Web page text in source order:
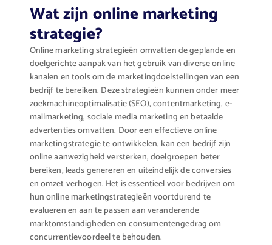
Wat zijn online marketing
strategie?
Online marketing strategieën omvatten de geplande en
doelgerichte aanpak van het gebruik van diverse online
kanalen en tools om de marketingdoelstellingen van een
bedrijf te bereiken. Deze strategieën kunnen onder meer
zoekmachineoptimalisatie (SEO), contentmarketing, e-
mailmarketing, sociale media marketing en betaalde
advertenties omvatten. Door een effectieve online
marketingstrategie te ontwikkelen, kan een bedrijf zijn
online aanwezigheid versterken, doelgroepen beter
bereiken, leads genereren en uiteindelijk de conversies
en omzet verhogen. Het is essentieel voor bedrijven om
hun online marketingstrategieën voortdurend te
evalueren en aan te passen aan veranderende
marktomstandigheden en consumentengedrag om
concurrentievoordeel te behouden.